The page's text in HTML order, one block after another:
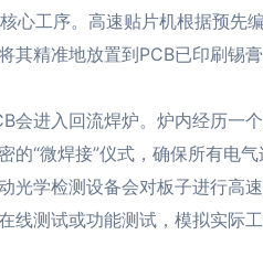
心工序。高速贴片机根据预
其精准地放置到PCB已印刷锡
会进入回流焊炉。炉内经历一
的“微焊接”仪式，确保所有电气
光学检测设备会对板子进行
线测试或功能测试，模拟实际